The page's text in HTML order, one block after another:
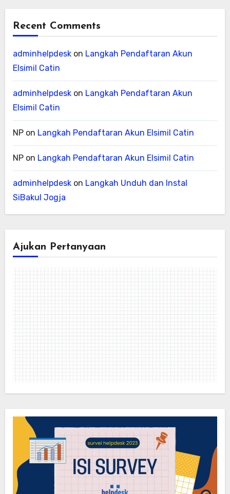
Recent Comments
adminhelpdeskon Langkah Pendaftaran Akun
Elsimil Catin
adminhelpdeskon Langkah Pendaftaran Akun
Elsimil Catin
NPon Langkah Pendaftaran Akun Elsimil Catin
NPon Langkah Pendaftaran Akun Elsimil Catin
adminhelpdeskon Langkah Unduh dan Instal
SiBakul Jogja
Ajukan Pertanyaan